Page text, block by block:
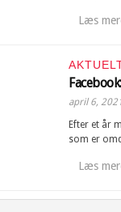
Læs
april 6,
Efter et år
som er
Læs